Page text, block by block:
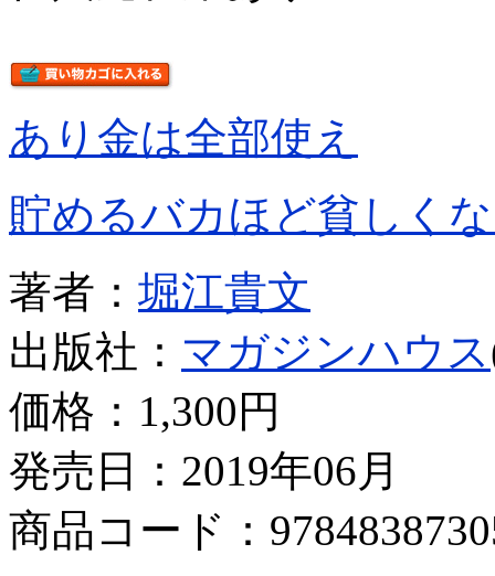
あり金は全部使え
貯めるバカほど貧しく
著者： 堀江貴文
出版社： マガジンハウス
価格： 1,300円
発売日：2019年06月
商品コード：